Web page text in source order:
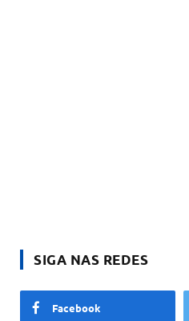
SIGA NAS REDES
Facebook